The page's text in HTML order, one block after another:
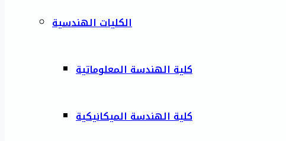
الكليات الهندسية
كلية الهندسة المعلوماتية
كلية الهندسة الميكانيكية